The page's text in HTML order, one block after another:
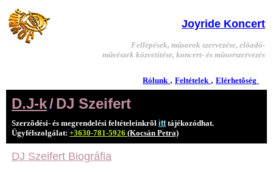
Joyride Koncert
Fellépések, mûsorok szervezése, elõadó-
mûvészek közvetítése, koncert- és mûsorszervezés
Rólunk , Feltételek , Elérhetõség
D.J-k/DJ Szeifert
Szerzõdési- és megrendelési feltételeinkrõl itttájékozódhat.
Ügyfélszolgálat: +3630-781-5926 (Kocsán Petra)
DJ Szeifert Biográfia